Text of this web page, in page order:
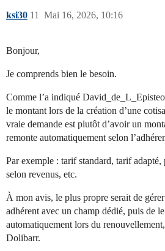
ksi30 Mai 16, 2026, 10:16
11
Bonjour,
Je comprends bien le besoin.
Comme l’a indiqué
le montant lors de la création d’une
vraie demande est plutôt d’avoir un
remonte automatiquement selon
Par exemple : tarif standard, tarif
selon revenus, etc.
À mon avis, le plus propre serait de
adhérent avec un champ dédié, puis de
automatiquement lors du
Dolibarr.